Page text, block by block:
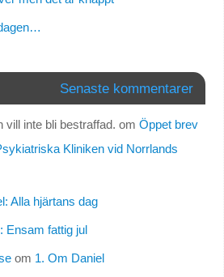
Senaste kommentarer
vill inte bli bestraffad. om Öppet brev
Kliniken vid Norrlands
Alla hjärtans dag
Ensam fattig jul
om 1. Om Daniel